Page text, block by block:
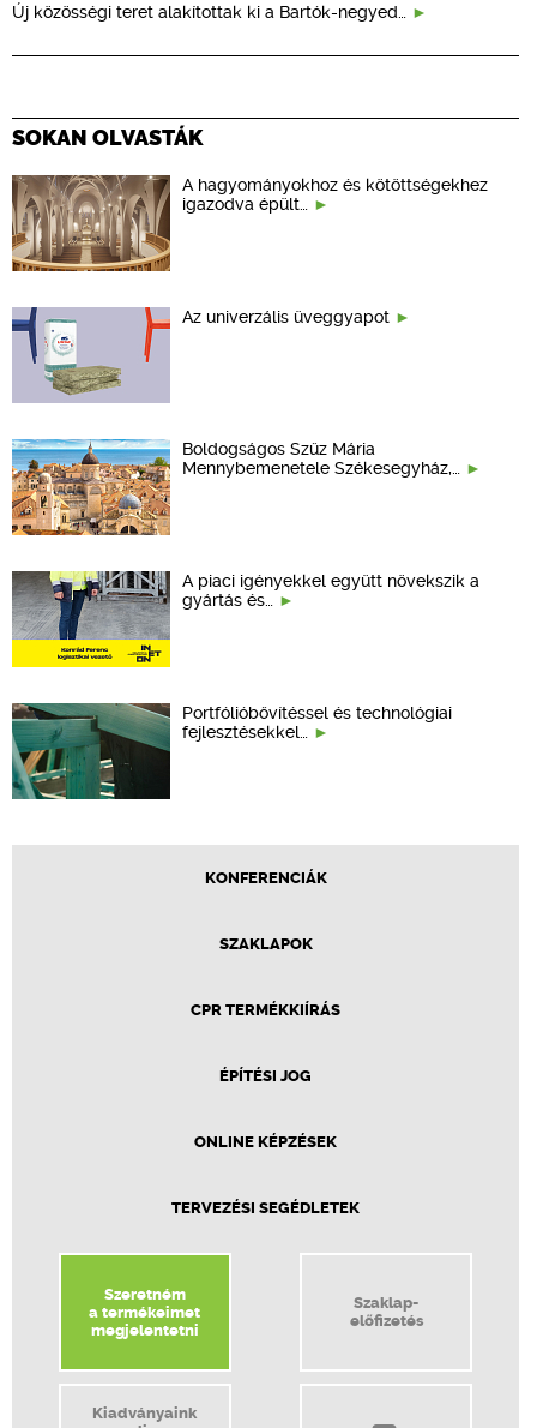
Új közösségi teret alakítottak ki a Bartók-negyed…
SOKAN OLVASTÁK
A hagyományokhoz és kötöttségekhez
igazodva épült…
Az univerzális üveggyapot
Boldogságos Szűz Mária
Mennybemenetele Székesegyház,…
A piaci igényekkel együtt növekszik a
gyártás és…
Portfólióbővítéssel és technológiai
fejlesztésekkel…
KONFERENCIÁK
SZAKLAPOK
CPR TERMÉKKIÍRÁS
ÉPÍTÉSI JOG
ONLINE KÉPZÉSEK
TERVEZÉSI SEGÉDLETEK
Szeretném
a termékeimet
megjelentetni
Szaklap-
előfizetés
Kiadványaink